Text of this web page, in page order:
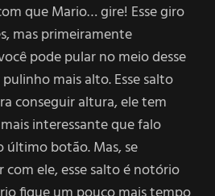
que Mario… gire! Esse giro
mas primeiramente
pode pular no meio desse
mais alto. Esse salto
conseguir altura, ele tem
interessante que falo
botão. Mas, se
ele, esse salto é notório